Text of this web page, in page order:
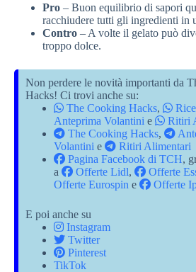
Pro – Buon equilibrio di sapori
racchiudere tutti gli ingredienti in
Contro – A volte il gelato può
troppo dolce.
Non perdere le novità importanti da
Hacks! Ci trovi anche su:
The Cooking Hacks,
Anteprima Volantini e
Ritiri
The Cooking Hacks,
Volantini e
Ritiri Alimentari
Pagina Facebook di TCH,
a
Offerte Lidl, Offerte
Offerte Eurospin e Offerte
E poi anche su
Instagram
Twitter
Pinterest
TikTok